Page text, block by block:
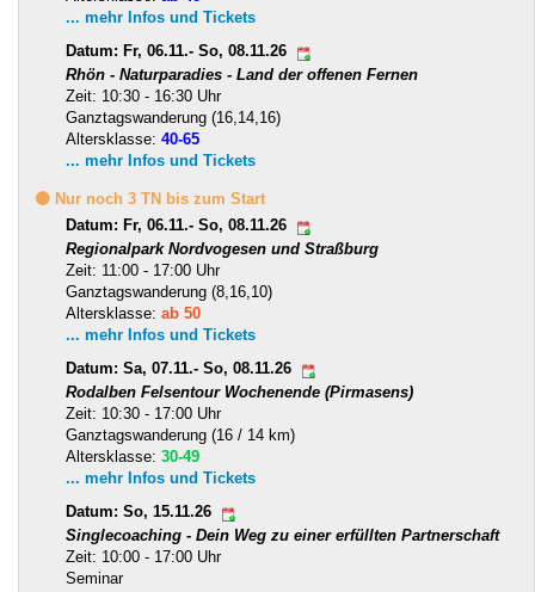
... mehr Infos und Tickets
Datum: Fr, 06.11.- So, 08.11.26
Rhön - Naturparadies - Land der offenen Fernen
Zeit: 10:30 - 16:30 Uhr
Ganztagswanderung (16,14,16)
Altersklasse: 40-65
... mehr Infos und Tickets
🟡 Nur noch 3 TN bis zum Start
Datum: Fr, 06.11.- So, 08.11.26
Regionalpark Nordvogesen und Straßburg
Zeit: 11:00 - 17:00 Uhr
Ganztagswanderung (8,16,10)
Altersklasse: ab 50
... mehr Infos und Tickets
Datum: Sa, 07.11.- So, 08.11.26
Rodalben Felsentour Wochenende (Pirmasens)
Zeit: 10:30 - 17:00 Uhr
Ganztagswanderung (16 / 14 km)
Altersklasse: 30-49
... mehr Infos und Tickets
Datum: So, 15.11.26
Singlecoaching - Dein Weg zu einer erfüllten Partnerschaft
Zeit: 10:00 - 17:00 Uhr
Seminar